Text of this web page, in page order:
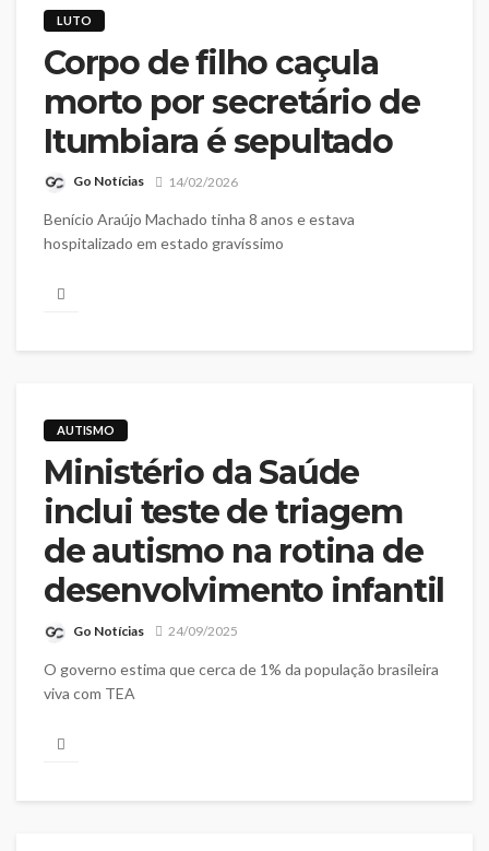
LUTO
Corpo de filho caçula
morto por secretário de
Itumbiara é sepultado
Go Notícias 14/02/2026
Benício Araújo Machado tinha 8 anos e estava
hospitalizado em estado gravíssimo
AUTISMO
Ministério da Saúde
inclui teste de triagem
de autismo na rotina de
desenvolvimento infantil
Go Notícias 24/09/2025
O governo estima que cerca de 1% da população brasileira
viva com TEA